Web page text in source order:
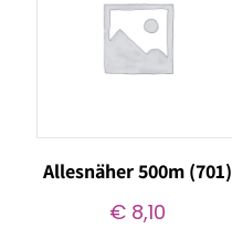
Allesnäher 500m (701)
€ 8,10